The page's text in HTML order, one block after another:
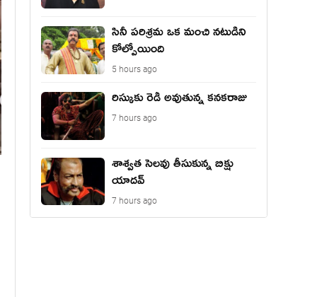
సినీ పరిశ్రమ ఒక మంచి నటుడిని
కోల్పోయింది
5 hours ago
రిస్కుకు రెడీ అవుతున్న కనకరాజు
7 hours ago
శాశ్వత సెలవు తీసుకున్న బిక్షు
యాదవ్
7 hours ago